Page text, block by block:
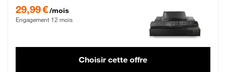
29,99 €/mois
Engagement 12 mois
Choisir cette offre